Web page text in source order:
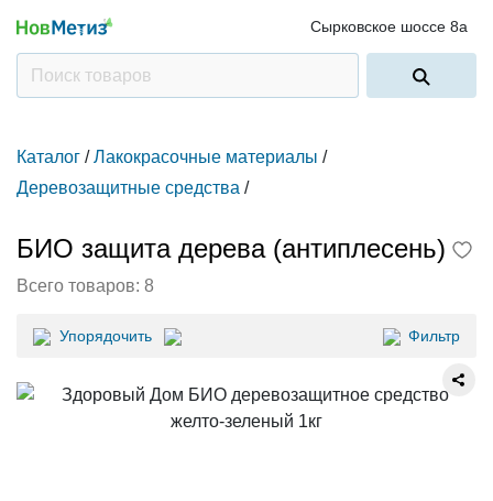
Сырковское шоссе 8а
Каталог / Лакокрасочные материалы /
Деревозащитные средства /
БИО защита дерева (антиплесень)
Всего товаров: 8
Упорядочить Фильтр